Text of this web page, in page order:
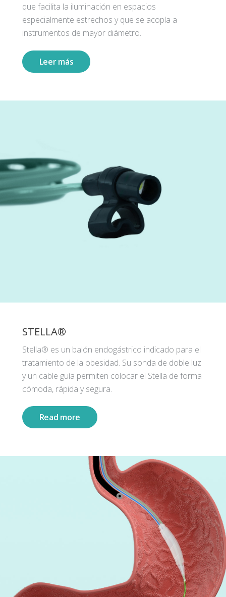
que facilita la iluminación en espacios
especialmente estrechos y que se acopla a
instrumentos de mayor diámetro.
Leer más
STELLA®
Stella® es un balón endogástrico indicado para el
tratamiento de la obesidad. Su sonda de doble luz
y un cable guía permiten colocar el Stella de forma
cómoda, rápida y segura.
Read more